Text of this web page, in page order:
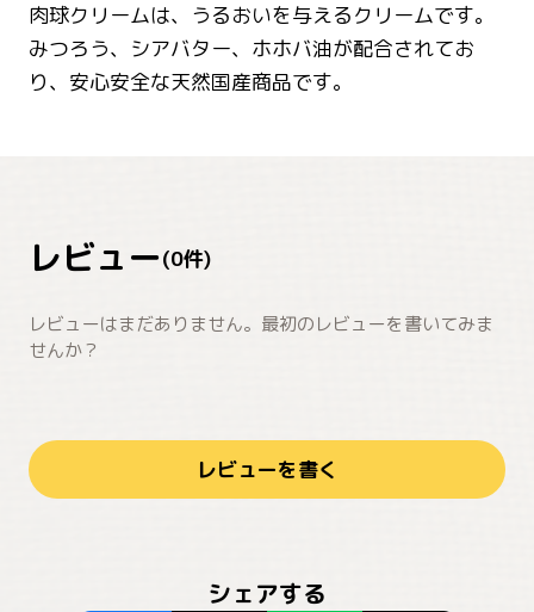
肉球クリームは、うるおいを与えるクリームです。
みつろう、シアバター、ホホバ油が配合されてお
り、安心安全な天然国産商品です。
レビュー(0件)
レビューはまだありません。最初のレビューを書いてみま
せんか？
レビューを書く
シェアする